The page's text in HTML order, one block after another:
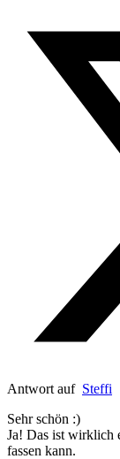
Antwort auf Steffi
Sehr schön :)
Ja! Das ist wirklich
fassen kann.